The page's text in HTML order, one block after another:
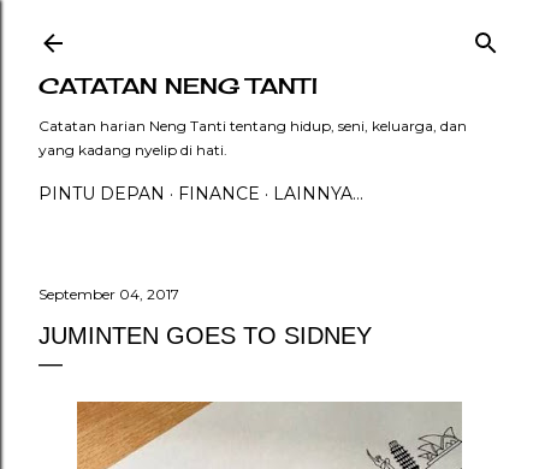
Langsung ke konten
CATATAN NENG TANTI
Catatan harian Neng Tanti tentang hidup, seni, keluarga, dan
yang kadang nyelip di hati.
PINTU DEPAN FINANCE LAINNYA…
September 04, 2017
JUMINTEN GOES TO SIDNEY